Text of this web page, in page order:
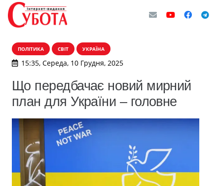
ПОЛІТИКА СВІТ УКРАЇНА
15:35, Середа, 10 Грудня, 2025
Що передбачає новий мирний
план для України – головне